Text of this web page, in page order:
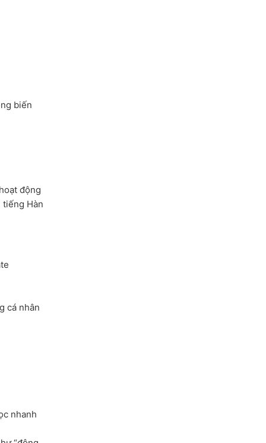
biến
động
tiếng Hàn
cá nhân
nhanh